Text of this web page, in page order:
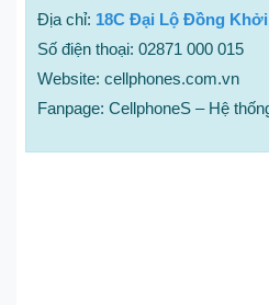
Địa chỉ: 18C Đại Lộ Đồng
Số điện thoại: 02871 000 015
Website: cellphones.com.vn
Fanpage: CellphoneS – Hệ